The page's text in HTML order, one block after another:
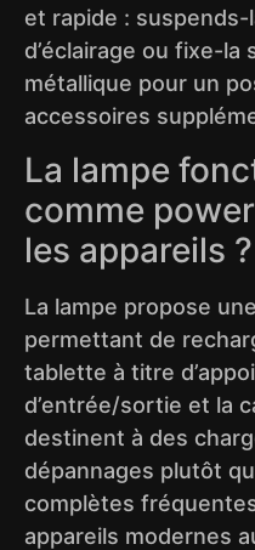
et rapide : suspends-
d’éclairage ou fixe-la
métallique pour un
accessoires
La lampe
comme
les appareils ?
La lampe propose
permettant de
tablette à titre
d’entrée/sortie et la
destinent à des
dépannages plutôt
complètes
appareils modernes